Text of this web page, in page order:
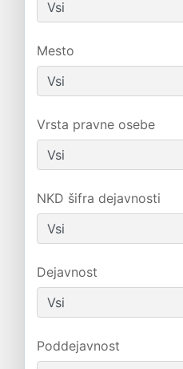
Mesto
Vrsta pravne osebe
NKD šifra dejavnosti
Dejavnost
Poddejavnost